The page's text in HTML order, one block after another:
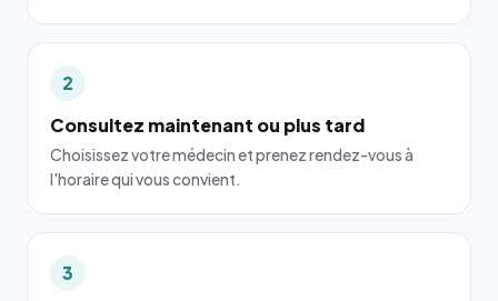
2
Consultez maintenant ou plus tard
Choisissez votre médecin et prenez rendez-vous à
l'horaire qui vous convient.
3